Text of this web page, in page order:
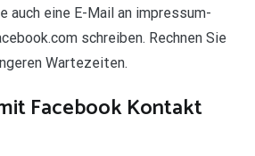
auch eine E-Mail an impressum-
schreiben. Rechnen Sie
Wartezeiten.
Facebook Kontakt